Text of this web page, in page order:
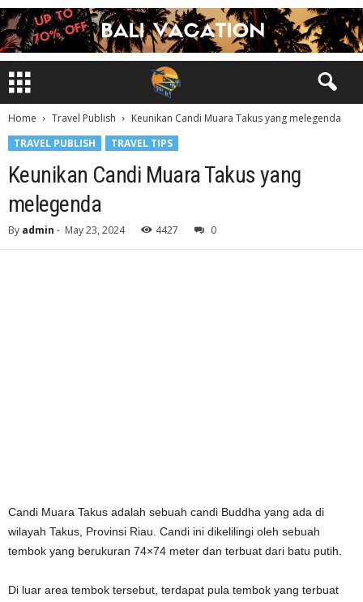
Home Travel Publish
Keunikan Candi Muara Takus yang melegenda
TRAVEL PUBLISH
TRAVEL TIPS
Keunikan Candi Muara Takus yang
melegenda
By admin - May 23, 2024 4427 0
Candi Muara Takus adalah sebuah candi Buddha yang ada di
wilayah Takus, Provinsi Riau. Candi ini dikelilingi oleh sebuah
tembok yang berukuran 74×74 meter dan terbuat dari batu putih.
Di luar area tembok tersebut, terdapat pula tembok yang terbuat